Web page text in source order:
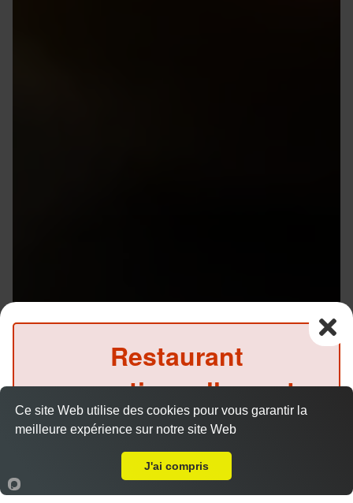
Accueil Panier Compte
Restaurant
exceptionnellement
fermé ce soir
(Précommande possible)
Ce site Web utilise des cookies pour vous garantir la
meilleure expérience sur notre site Web
J'ai compris